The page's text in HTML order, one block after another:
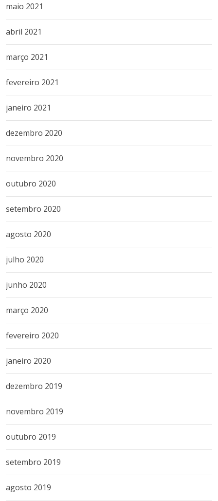
maio 2021
abril 2021
março 2021
fevereiro 2021
janeiro 2021
dezembro 2020
novembro 2020
outubro 2020
setembro 2020
agosto 2020
julho 2020
junho 2020
março 2020
fevereiro 2020
janeiro 2020
dezembro 2019
novembro 2019
outubro 2019
setembro 2019
agosto 2019